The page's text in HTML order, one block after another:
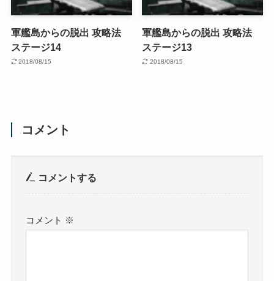
軍艦島からの脱出 攻略法
ステージ14
2018/08/15
軍艦島からの脱出 攻略法
ステージ13
2018/08/15
コメント
コメントする
コメント ※